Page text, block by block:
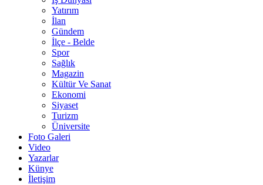
Yatırım
İlan
Gündem
İlçe - Belde
Spor
Sağlık
Magazin
Kültür Ve Sanat
Ekonomi
Siyaset
Turizm
Üniversite
Foto Galeri
Video
Yazarlar
Künye
İletişim